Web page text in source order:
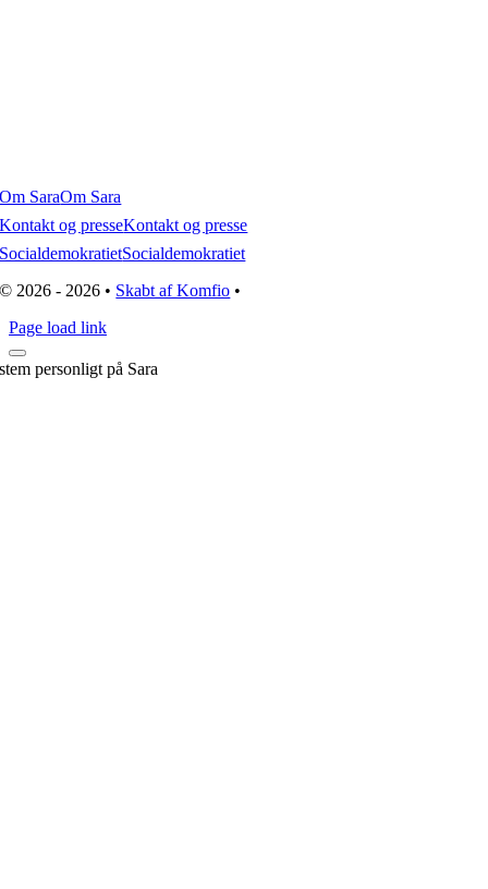
Om SaraOm Sara
Kontakt og presseKontakt og presse
SocialdemokratietSocialdemokratiet
© 2026 - 2026 • Skabt af Komfio •
Page load link
stem personligt på Sara